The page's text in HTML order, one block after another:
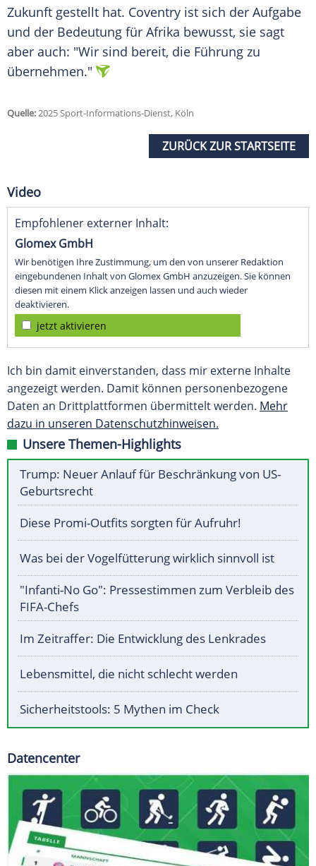
Zukunft gestellt hat. Coventry ist sich der Aufgabe
und der Bedeutung für Afrika bewusst, sie sagt
aber auch: "Wir sind bereit, die Führung zu
übernehmen."
Quelle:2025 Sport-Informations-Dienst, Köln
ZURÜCK ZUR STARTSEITE
Video
Empfohlener externer Inhalt:
Glomex GmbH
Wir benötigen Ihre Zustimmung, um den von unserer Redaktion
eingebundenen Inhalt von Glomex GmbH anzuzeigen. Sie können
diesen mit einem Klick anzeigen lassen und auch wieder
deaktivieren.
jetzt aktivieren
Ich bin damit einverstanden, dass mir externe Inhalte
angezeigt werden. Damit können personenbezogene
Daten an Drittplattformen übermittelt werden. Mehr
dazu in unseren Datenschutzhinweisen.
Unsere Themen-Highlights
Trump: Neuer Anlauf für Beschränkung von US-
Geburtsrecht
Diese Promi-Outfits sorgten für Aufruhr!
Was bei der Vogelfütterung wirklich sinnvoll ist
"Infanti-No Go": Pressestimmen zum Verbleib des
FIFA-Chefs
Im Zeitraffer: Die Entwicklung des Lenkrades
Lebensmittel, die nicht schlecht werden
Sicherheitstools: 5 Mythen im Check
Datencenter